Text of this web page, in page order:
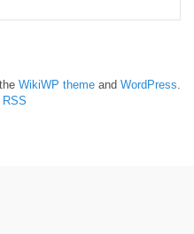
WikiWP themeand WordPress.
RSS